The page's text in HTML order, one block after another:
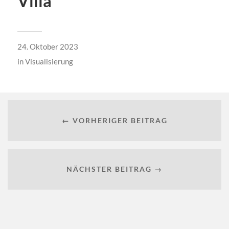
24. Oktober 2023
inVisualisierung
← VORHERIGER BEITRAG
NÄCHSTER BEITRAG →